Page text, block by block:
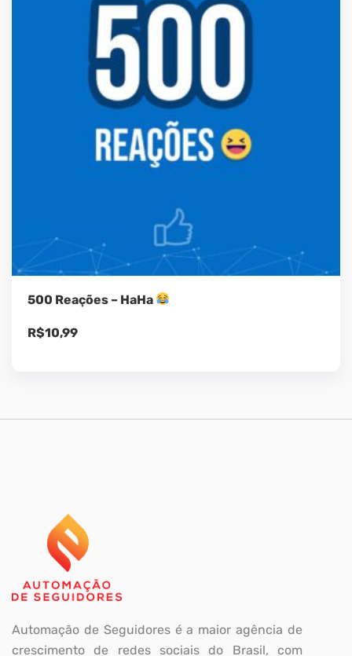
500 Reações – HaHa
R$10,99
Automação de Seguidores é a maior agência de
crescimento de redes sociais do Brasil, com